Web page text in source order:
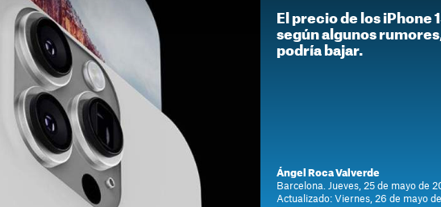
El precio de los iPhone
según algunos
podría bajar.
Ángel Roca Valverde
Barcelona. Jueves, 25 de mayo de
Actualizado: Viernes, 26 de mayo